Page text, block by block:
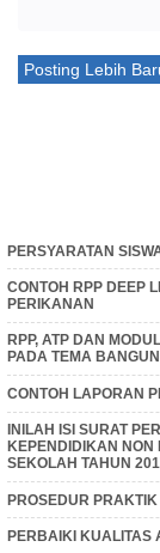
Posting Lebih
PERSYARATAN
CONTOH RPP DEEP
PERIKANAN
RPP, ATP DAN
PADA TEMA
CONTOH LAPORAN
INILAH ISI SURAT
KEPENDIDIKAN NON
SEKOLAH TAHUN
PROSEDUR
PERBAIKI KUALITAS